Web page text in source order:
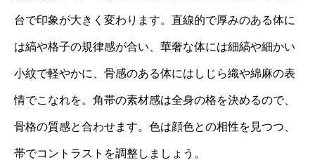
台で印象が大きく変わります。直線的で厚みのある体に
は縞や格子の規律感が合い、華奢な体には細縞や細かい
小紋で軽やかに、骨感のある体にはしじら織や綿麻の表
情でこなれを。角帯の素材感は全身の格を決めるので、
骨格の質感と合わせます。色は顔色との相性を見つつ、
帯でコントラストを調整しましょう。